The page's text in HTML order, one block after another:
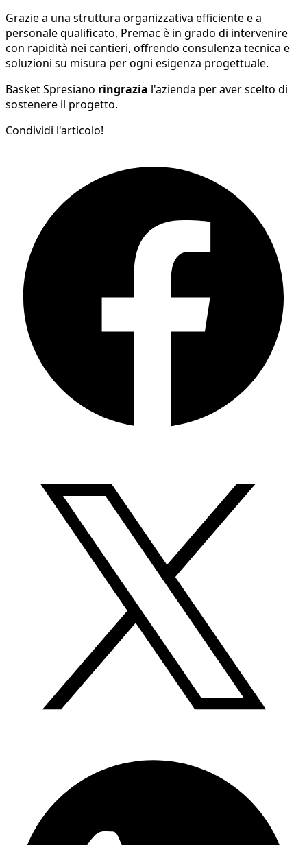
Grazie a una struttura organizzativa efficiente e a
personale qualificato, Premac è in grado di intervenire
con rapidità nei cantieri, offrendo consulenza tecnica e
soluzioni su misura per ogni esigenza progettuale.
Basket Spresiano ringrazia l'azienda per aver scelto di
sostenere il progetto.
Condividi l'articolo!